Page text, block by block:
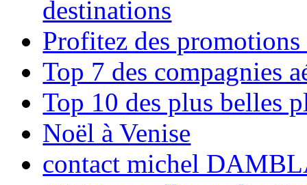
destinations
Profitez des
Top 7 des compagnies
Top 10 des plus belles
Noël à Venise
contact michel